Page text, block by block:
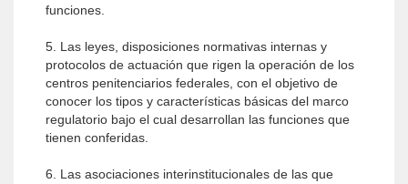
funciones.
5. Las leyes, disposiciones normativas internas y
protocolos de actuación que rigen la operación de los
centros penitenciarios federales, con el objetivo de
conocer los tipos y características básicas del marco
regulatorio bajo el cual desarrollan las funciones que
tienen conferidas.
6. Las asociaciones interinstitucionales de las que